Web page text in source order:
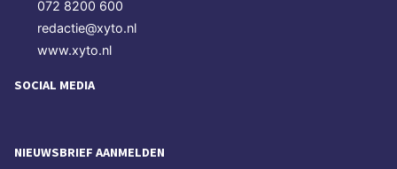
072 8200 600
redactie@xyto.nl
www.xyto.nl
SOCIAL MEDIA
NIEUWSBRIEF AANMELDEN